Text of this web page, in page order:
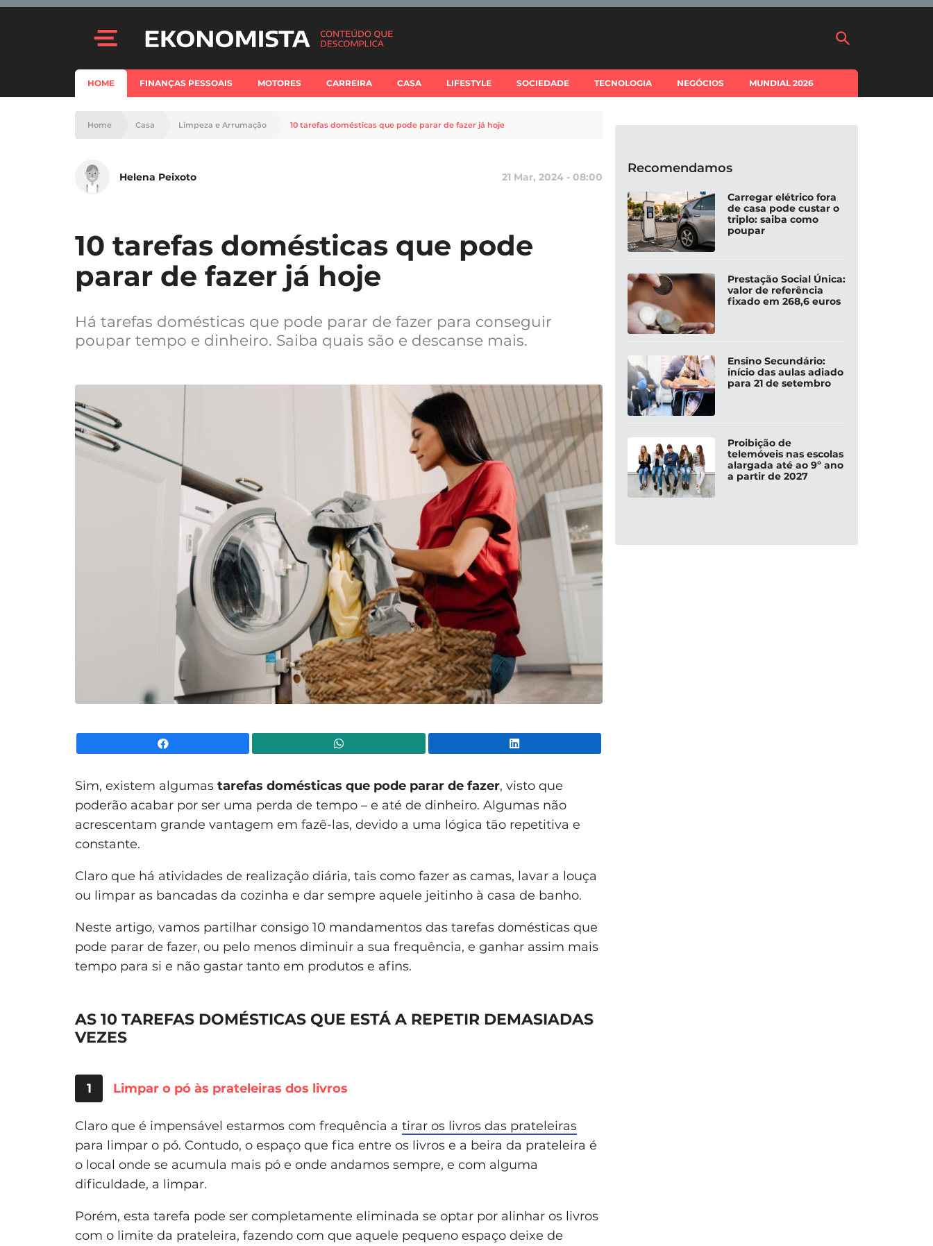
HOME FINANÇAS PESSOAIS MOTORES CARREIRA CASA LIFESTYLE SOCIEDADE TECNOLOGIA NEGÓCIOS MUNDIAL 2026
Home Casa Limpeza e Arrumação 10 tarefas domésticas que pode parar de fazer já hoje
Helena Peixoto 21 Mar, 2024 - 08:00
10 tarefas domésticas que pode
parar de fazer já hoje
Há tarefas domésticas que pode parar de fazer para conseguir
poupar tempo e dinheiro. Saiba quais são e descanse mais.
Sim, existem algumas tarefas domésticas que pode parar de fazer, visto que
poderão acabar por ser uma perda de tempo – e até de dinheiro. Algumas não
acrescentam grande vantagem em fazê-las, devido a uma lógica tão repetitiva e
constante.
Claro que há atividades de realização diária, tais como fazer as camas, lavar a louça
ou limpar as bancadas da cozinha e dar sempre aquele jeitinho à casa de banho.
Neste artigo, vamos partilhar consigo 10 mandamentos das tarefas domésticas que
pode parar de fazer, ou pelo menos diminuir a sua frequência, e ganhar assim mais
tempo para si e não gastar tanto em produtos e afins.
AS 10 TAREFAS DOMÉSTICAS QUE ESTÁ A REPETIR DEMASIADAS
VEZES
1 Limpar o pó às prateleiras dos livros
Claro que é impensável estarmos com frequência a tirar os livros das prateleiras
para limpar o pó. Contudo, o espaço que fica entre os livros e a beira da prateleira é
o local onde se acumula mais pó e onde andamos sempre, e com alguma
dificuldade, a limpar.
Porém, esta tarefa pode ser completamente eliminada se optar por alinhar os livros
com o limite da prateleira, fazendo com que aquele pequeno espaço deixe de
Recomendamos
Carregar elétrico fora
de casa pode custar o
triplo: saiba como
poupar
Prestação Social Única:
valor de referência
fixado em 268,6 euros
Ensino Secundário:
início das aulas adiado
para 21 de setembro
Proibição de
telemóveis nas escolas
alargada até ao 9º ano
a partir de 2027